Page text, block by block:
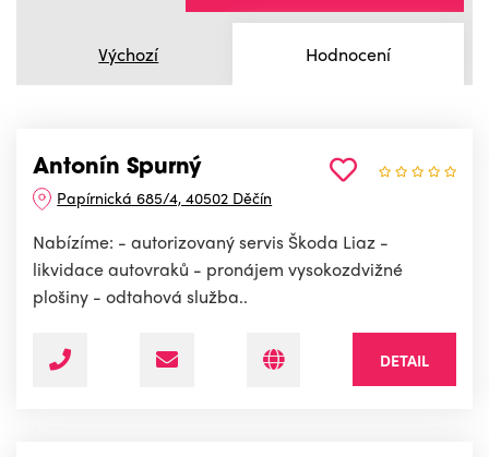
Výchozí Hodnocení
Antonín Spurný
Papírnická 685/4, 40502 Děčín
Nabízíme: - autorizovaný servis Škoda Liaz -
likvidace autovraků - pronájem vysokozdvižné
plošiny - odtahová služba..
DETAIL